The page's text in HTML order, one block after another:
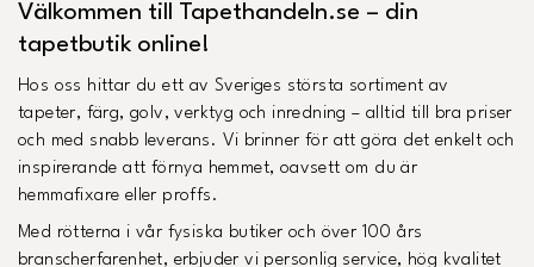
Välkommen till Tapethandeln.se – din
tapetbutik online!
Hos oss hittar du ett av Sveriges största sortiment av
tapeter, färg, golv, verktyg och inredning – alltid till bra priser
och med snabb leverans. Vi brinner för att göra det enkelt och
inspirerande att förnya hemmet, oavsett om du är
hemmafixare eller proffs.
Med rötterna i vår fysiska butiker och över 100 års
branscherfarenhet, erbjuder vi personlig service, hög kvalitet